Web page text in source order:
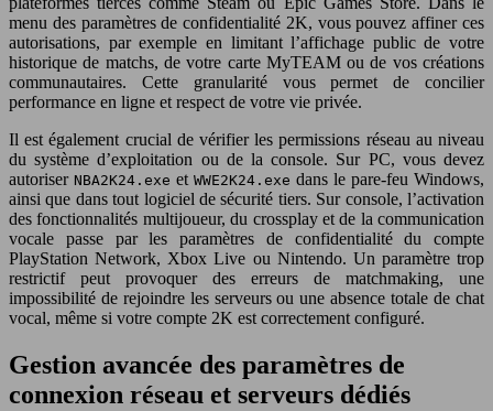
menu des paramètres de confidentialité 2K, vous pouvez affiner ces
autorisations, par exemple en limitant l’affichage public de votre
historique de matchs, de votre carte MyTEAM ou de vos créations
communautaires. Cette granularité vous permet de concilier
performance en ligne et respect de votre vie privée.
Il est également crucial de vérifier les permissions réseau au niveau
du système d’exploitation ou de la console. Sur PC, vous devez
autoriser NBA2K24.exe et WWE2K24.exe dans le pare-feu Windows,
ainsi que dans tout logiciel de sécurité tiers. Sur console, l’activation
des fonctionnalités multijoueur, du crossplay et de la communication
vocale passe par les paramètres de confidentialité du compte
PlayStation Network, Xbox Live ou Nintendo. Un paramètre trop
restrictif peut provoquer des erreurs de matchmaking, une
impossibilité de rejoindre les serveurs ou une absence totale de chat
vocal, même si votre compte 2K est correctement configuré.
Gestion avancée des paramètres de
connexion réseau et serveurs dédiés